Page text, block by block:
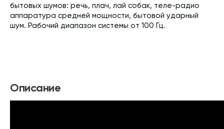
бытовых шумов: речь, плач, лай собак, теле-радио
аппаратура средней мощности, бытовой ударный
шум. Рабочий диапазон системы от 100 Гц.
Описание